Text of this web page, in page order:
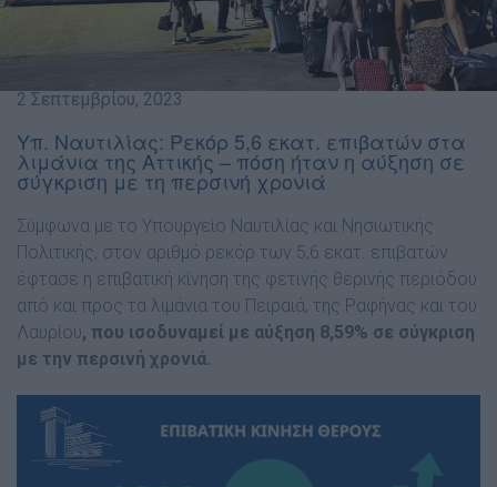
2 Σεπτεμβρίου, 2023
Υπ. Ναυτιλίας: Ρεκόρ 5,6 εκατ. επιβατών στα
λιμάνια της Αττικής – πόση ήταν η αύξηση σε
σύγκριση με τη περσινή χρονιά
Σύμφωνα με το Υπουργείο Ναυτιλίας και Νησιωτικής
Πολιτικής, στον αριθμό ρεκόρ των 5,6 εκατ. επιβατών
έφτασε η επιβατική κίνηση της φετινής θερινής περιόδου
από και προς τα λιμάνια του Πειραιά, της Ραφήνας και του
Λαυρίου, που ισοδυναμεί με αύξηση 8,59% σε σύγκριση
με την περσινή χρονιά.